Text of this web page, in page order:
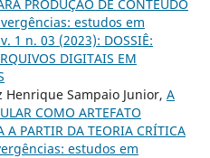
PRODUÇÃO DE CONTEÚDO
estudos em
1 n. 03 (2023): DOSSIÊ:
DIGITAIS EM
Sampaio Junior, A
COMO ARTEFATO
A PARTIR DA TEORIA CRÍTICA
estudos em